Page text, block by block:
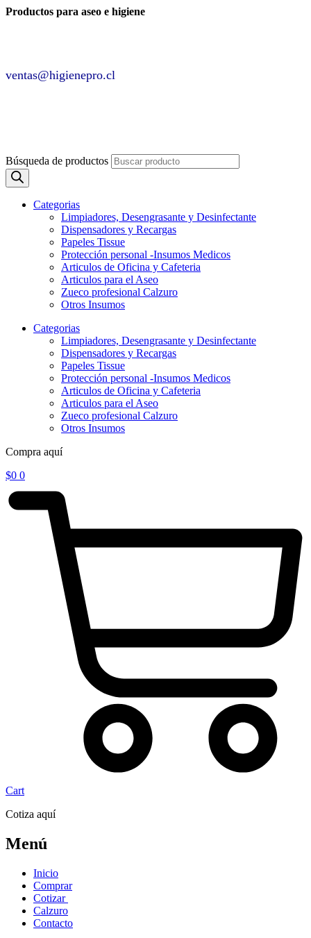
Productos para aseo e higiene
ventas@higienepro.cl
Búsqueda de productos
Categorias
Limpiadores, Desengrasante y Desinfectante
Dispensadores y Recargas
Papeles Tissue
Protección personal -Insumos Medicos
Articulos de Oficina y Cafeteria
Articulos para el Aseo
Zueco profesional Calzuro
Otros Insumos
Categorias
Limpiadores, Desengrasante y Desinfectante
Dispensadores y Recargas
Papeles Tissue
Protección personal -Insumos Medicos
Articulos de Oficina y Cafeteria
Articulos para el Aseo
Zueco profesional Calzuro
Otros Insumos
Compra aquí
$0 0
Cart
Cotiza aquí
Menú
Inicio
Comprar
Cotizar
Calzuro
Contacto